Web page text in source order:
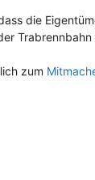
die
Trabrennbahn
zum